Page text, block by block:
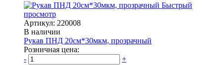
Быстрый
просмотр
Артикул: 220008
В наличии
Рукав ПНД 20см*30мкм, прозрачный
Розничная цена:
-
+